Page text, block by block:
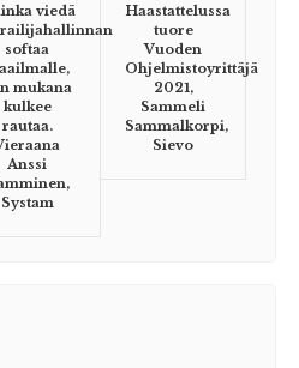
viedä
softaa
mukana
kulkee
rautaa.
Anssi
Systam
Haastattelussa
tuore
Vuoden
Ohjelmistoyrittäjä
2021,
Sammeli
Sammalkorpi,
Sievo